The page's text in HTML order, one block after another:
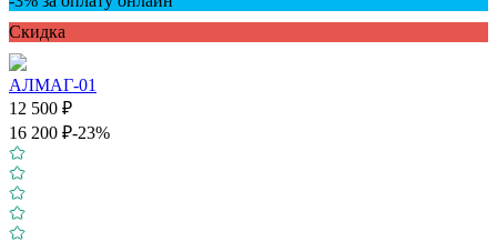
Скидкa
АЛМАГ-01
12 500 ₽
16 200 ₽-23%